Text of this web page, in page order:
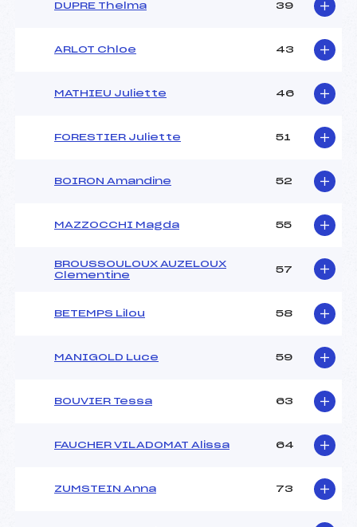
DUPRE Thelma 39
ARLOT Chloe 43
MATHIEU Juliette 46
FORESTIER Juliette 51
BOIRON Amandine 52
MAZZOCCHI Magda 55
BROUSSOULOUX AUZELOUX
Clementine
57
BETEMPS Lilou 58
MANIGOLD Luce 59
BOUVIER Tessa 63
FAUCHER VILADOMAT Alissa 64
ZUMSTEIN Anna 73